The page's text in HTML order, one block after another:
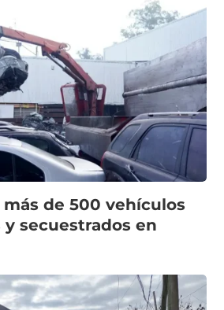
de 500 vehículos
secuestrados en